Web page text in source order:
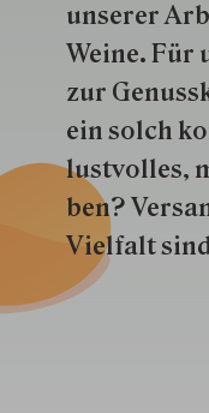
unserer
Weine. Für
zur
ein solch
lustvolles,
ben?
Vielfalt